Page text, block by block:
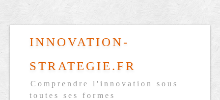
INNOVATION-
STRATEGIE.FR
Comprendre l'innovation sous
toutes ses formes